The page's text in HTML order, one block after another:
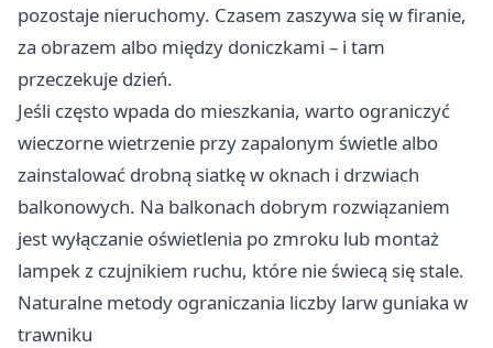
pozostaje nieruchomy. Czasem zaszywa się w firanie,
za obrazem albo między doniczkami – i tam
przeczekuje dzień.
Jeśli często wpada do mieszkania, warto ograniczyć
wieczorne wietrzenie przy zapalonym świetle albo
zainstalować drobną siatkę w oknach i drzwiach
balkonowych. Na balkonach dobrym rozwiązaniem
jest wyłączanie oświetlenia po zmroku lub montaż
lampek z czujnikiem ruchu, które nie świecą się stale.
Naturalne metody ograniczania liczby larw guniaka w
trawniku